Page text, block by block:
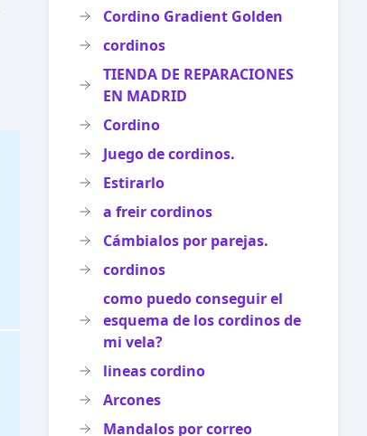
Cordino Gradient Golden
cordinos
TIENDA DE REPARACIONES
EN MADRID
Cordino
Juego de cordinos.
Estirarlo
a freir cordinos
Cámbialos por parejas.
cordinos
como puedo conseguir el
esquema de los cordinos de
mi vela?
lineas cordino
Arcones
Mandalos por correo